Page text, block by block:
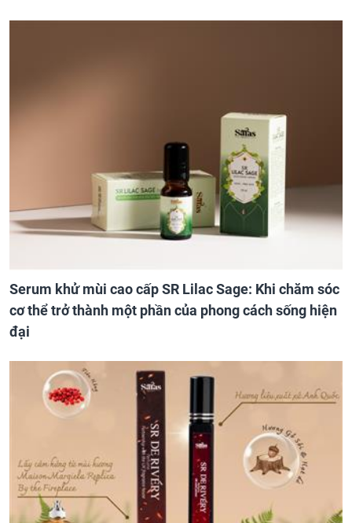
Serum khử mùi cao cấp SR Lilac Sage: Khi chăm sóc
cơ thể trở thành một phần của phong cách sống hiện
đại